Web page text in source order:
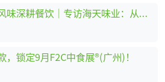
以赛事链接匠人，以风味深耕餐饮｜专访海天味业：从调味供应商到中餐行业共建者
锁定9月F2C中食展®(广州)！